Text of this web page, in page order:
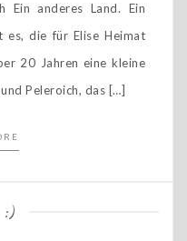
Ein anderes Land. Ein
es, die für Elise Heimat
20 Jahren eine kleine
Peleroich, das […]
:)